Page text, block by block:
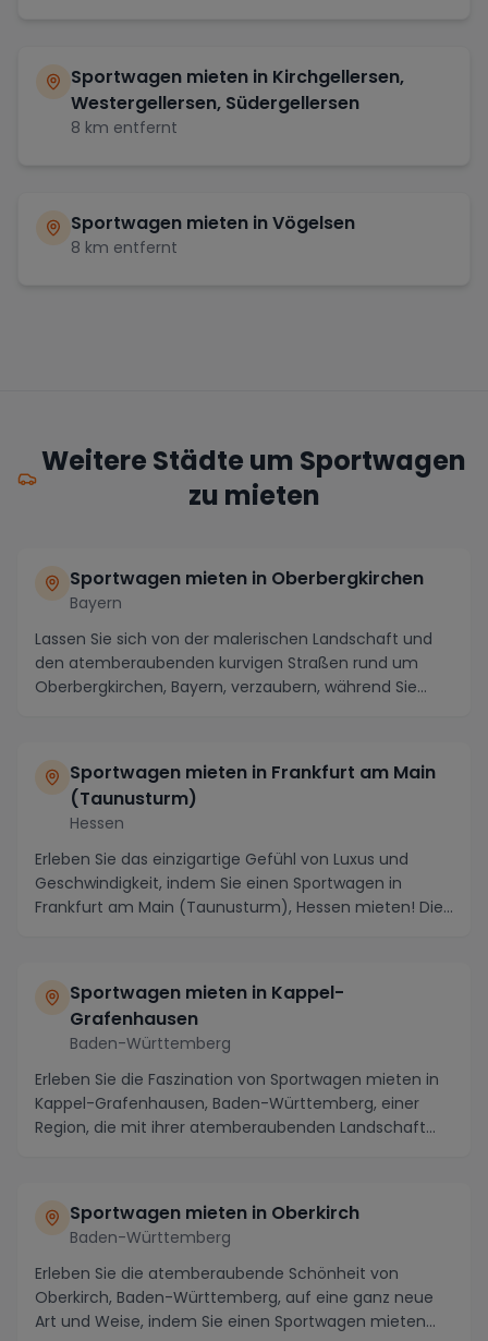
Sportwagen mieten in Kirchgellersen,
Westergellersen, Südergellersen
8 km entfernt
Sportwagen mieten inVögelsen
8 km entfernt
Weitere Städte um Sportwagen
zu mieten
Sportwagen mieten in Oberbergkirchen
Bayern
Lassen Sie sich von der malerischen Landschaft und
den atemberaubenden kurvigen Straßen rund um
Oberbergkirchen, Bayern, verzaubern, während Sie
Sportwagen mieten in Frankfurt am Main
(Taunusturm)
Hessen
Erleben Sie das einzigartige Gefühl von Luxus und
Geschwindigkeit, indem Sie einen Sportwagen in
Frankfurt am Main (Taunusturm), Hessen mieten! Die
Sportwagen mieten in Kappel-
Grafenhausen
Baden-Württemberg
Erleben Sie die Faszination von Sportwagen mieten in
Kappel-Grafenhausen, Baden-Württemberg, einer
Region, die mit ihrer atemberaubenden Landschaft
Sportwagen mieten in Oberkirch
Baden-Württemberg
Erleben Sie die atemberaubende Schönheit von
Oberkirch, Baden-Württemberg, auf eine ganz neue
Art und Weise, indem Sie einen Sportwagen mieten